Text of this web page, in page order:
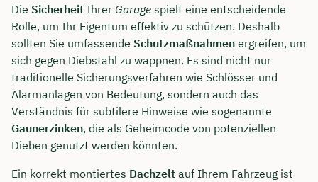
Die Sicherheit Ihrer Garage spielt eine entscheidende
Rolle, um Ihr Eigentum effektiv zu schützen. Deshalb
sollten Sie umfassende Schutzmaßnahmen ergreifen, um
sich gegen Diebstahl zu wappnen. Es sind nicht nur
traditionelle Sicherungsverfahren wie Schlösser und
Alarmanlagen von Bedeutung, sondern auch das
Verständnis für subtilere Hinweise wie sogenannte
Gaunerzinken, die als Geheimcode von potenziellen
Dieben genutzt werden könnten.
Ein korrekt montiertes Dachzelt auf Ihrem Fahrzeug ist